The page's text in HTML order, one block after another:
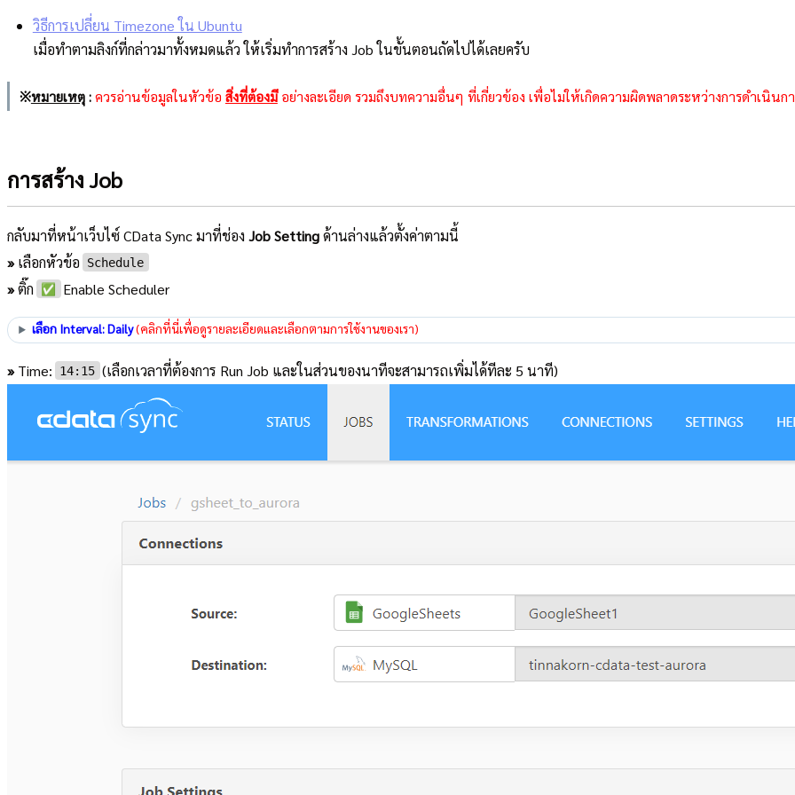
วิธีการเปลี่ยน Timezone ใน Ubuntu
เมื่อทำตามลิงก์ที่กล่าวมาทั้งหมดแล้ว ให้เริ่มทำการสร้าง Job ในขั้นตอนถัดไปได้เลยครับ
※หมายเหตุ:ควรอ่านข้อมูลในหัวข้อ สิ่งที่ต้องมีอย่างละเอียด รวมถึงบทความอื่นๆ ที่เกี่ยวข้อง เพื่อไม่ให้เกิดความผิดพลาดระหว่างการดำเนินก
การสร้าง Job
กลับมาที่หน้าเว็บไซ์ CData Sync มาที่ช่อง Job Settingด้านล่างแล้วตั้งค่าตามนี้
»เลือกหัวข้อ Schedule
»ติ๊ก ✅ Enable Scheduler
เลือก Interval: Daily(คลิกที่นี่เพื่อดูรายละเอียดและเลือกตามการใช้งานของเรา)
»Time: 14:15 (เลือกเวลาที่ต้องการ Run Job และในส่วนของนาทีจะสามารถเพิ่มได้ทีละ 5 นาที)